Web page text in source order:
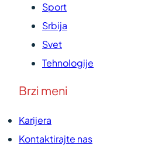
Sport
Srbija
Svet
Tehnologije
Brzi meni
Karijera
Kontaktirajte nas